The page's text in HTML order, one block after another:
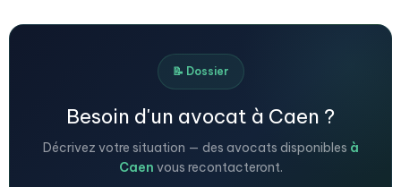
📝 Dossier
Besoin d'un avocat à Caen ?
Décrivez votre situation — des avocats disponibles à
Caen vous recontacteront.